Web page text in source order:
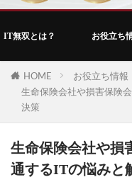
IT無双とは？ お役立ち
HOME お役立ち情報
生命保険会社や損害保険
決策
生命保険会社や損
通するITの悩みと